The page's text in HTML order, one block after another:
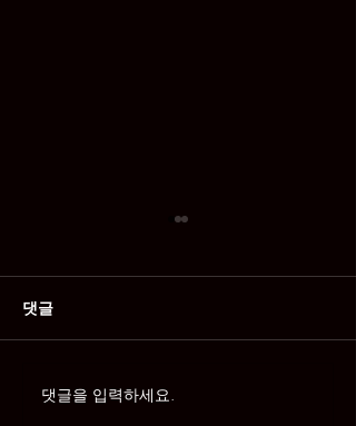
천사티비 최고의 일본 콘
댓글
댓글을 입력하세요.